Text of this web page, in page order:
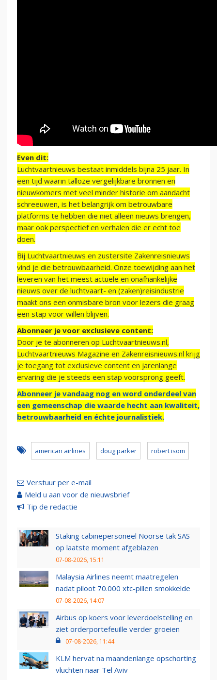
Even dit:
Luchtvaartnieuws bestaat inmiddels bijna 25 jaar. In
een tijd waarin talloze vergelijkbare bronnen en
nieuwkomers met veel minder historie om aandacht
schreeuwen, is het belangrijk om betrouwbare
platforms te hebben die niet alleen nieuws brengen,
maar ook perspectief en verhalen die er echt toe
doen.
Bij Luchtvaartnieuws en zustersite Zakenreisnieuws
vind je die betrouwbaarheid. Onze toewijding aan het
leveren van het meest actuele en onafhankelijke
nieuws over de luchtvaart- en (zaken)reisindustrie
maakt ons een onmisbare bron voor lezers die graag
een stap voor willen blijven.
Abonneer je voor exclusieve content:
Door je te abonneren op Luchtvaartnieuws.nl,
Luchtvaartnieuws Magazine en Zakenreisnieuws.nl krijg
je toegang tot exclusieve content en jarenlange
ervaring die je steeds een stap voorsprong geeft.
Abonneer je vandaag nog en word onderdeel van
een gemeenschap die waarde hecht aan kwaliteit,
betrouwbaarheid en échte journalistiek.
american airlines doug parker robert isom
Verstuur per e-mail
Meld u aan voor de nieuwsbrief
Tip de redactie
Staking cabinepersoneel Noorse tak SAS
op laatste moment afgeblazen
07-08-2026, 15:11
Malaysia Airlines neemt maatregelen
nadat piloot 70.000 xtc-pillen smokkelde
07-08-2026, 14:07
Airbus op koers voor leverdoelstelling en
ziet orderportefeuille verder groeien
07-08-2026, 11:44
KLM hervat na maandenlange opschorting
vluchten naar Tel Aviv